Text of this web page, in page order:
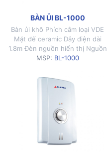
BÀN ỦI BL-1000
Bàn ủi khô Phích cắm loại VDE
Mặt đế ceramic Dây điện dài
1.8m Đèn nguồn hiển thị Nguồn
điện 220-240V/ 50-60Hz Núm
hợp cho từng loại quần áo khác
nhau 5 mức nhiệt độ dành riêng
có thành phần nilong […]
MSP: BL-1000